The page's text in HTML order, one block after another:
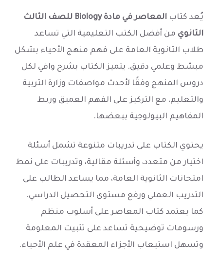
يُعد كتاب
المعاصر في مادة Biology للصف الثالث
الثانوي من أفضل الكتب التعليمية التي تساعد
طلاب الثانوية العامة على فهم منهج الأحياء بشكل
مبسّط وعلمي دقيق. يتميز الكتاب بشرح وافي لكل
دروس المنهج وفقًا لأحدث مواصفات وزارة التربية
والتعليم، مع التركيز على الفهم العميق وربط
المفاهيم البيولوجية ببعضها.
يحتوي الكتاب على تدريبات متنوعة تشمل أسئلة
اختيار من متعدد، وأسئلة مقالية، وتدريبات على نمط
امتحانات الثانوية العامة، مما يساعد الطالب على
التدريب العملي ورفع مستوى التحصيل الدراسي.
كما يعتمد كتاب المعاصر على أسلوب منظم
ورسومات توضيحية تساعد على تثبيت المعلومة
وتسهل استيعاب الأجزاء المعقدة في علم الأحياء.